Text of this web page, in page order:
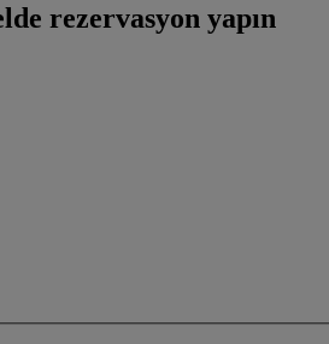
rezervasyon yapın